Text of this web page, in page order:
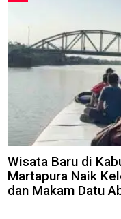
Wisata Baru di
Martapura Naik
dan Makam Datu